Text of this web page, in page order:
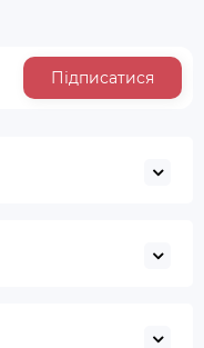
Підписатися